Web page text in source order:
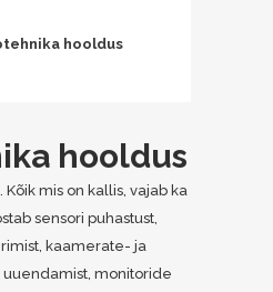
hooldus
hooldus
mis on kallis, vajab ka
sensori puhastust,
kaamerate- ja
monitoride